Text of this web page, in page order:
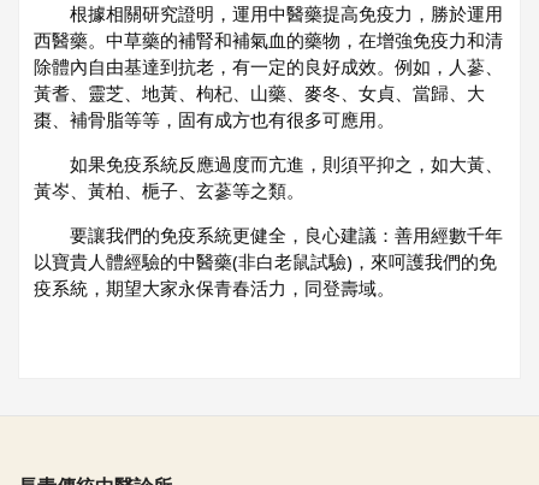
根據相關研究證明，運用中醫藥提高免疫力，勝於運用
西醫藥。中草藥的補腎和補氣血的藥物，在增強免疫力和清
除體內自由基達到抗老，有一定的良好成效。例如，人蔘、
黃耆、靈芝、地黃、枸杞、山藥、麥冬、女貞、當歸、大
棗、補骨脂等等，固有成方也有很多可應用。
如果免疫系統反應過度而亢進，則須平抑之，如大黃、
黃岑、黃柏、梔子、玄蔘等之類。
要讓我們的免疫系統更健全，良心建議：善用經數千年
以寶貴人體經驗的中醫藥(非白老鼠試驗)，來呵護我們的免
疫系統，期望大家永保青春活力，同登壽域。